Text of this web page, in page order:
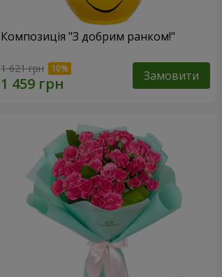
Композиція "З добрим ранком!"
1 621 грн Замовити